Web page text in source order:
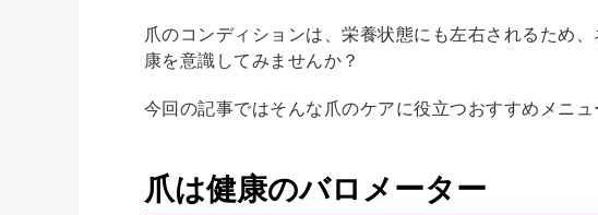
爪のコンディションは、栄養状態にも左右されるため
康を意識してみませんか？
今回の記事ではそんな爪のケアに役立つおすすめメニュ
爪は健康のバロメーター